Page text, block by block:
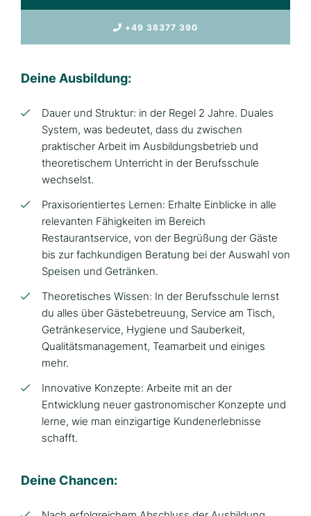
+49 38377 390
Deine Ausbildung:
Dauer und Struktur: in der Regel 2 Jahre. Duales
System, was bedeutet, dass du zwischen
praktischer Arbeit im Ausbildungsbetrieb und
theoretischem Unterricht in der Berufsschule
wechselst.
Praxisorientiertes Lernen: Erhalte Einblicke in alle
relevanten Fähigkeiten im Bereich
Restaurantservice, von der Begrüßung der Gäste
bis zur fachkundigen Beratung bei der Auswahl von
Speisen und Getränken.
Theoretisches Wissen: In der Berufsschule lernst
du alles über Gästebetreuung, Service am Tisch,
Getränkeservice, Hygiene und Sauberkeit,
Qualitätsmanagement, Teamarbeit und einiges
mehr.
Innovative Konzepte: Arbeite mit an der
Entwicklung neuer gastronomischer Konzepte und
lerne, wie man einzigartige Kundenerlebnisse
schafft.
Deine Chancen: